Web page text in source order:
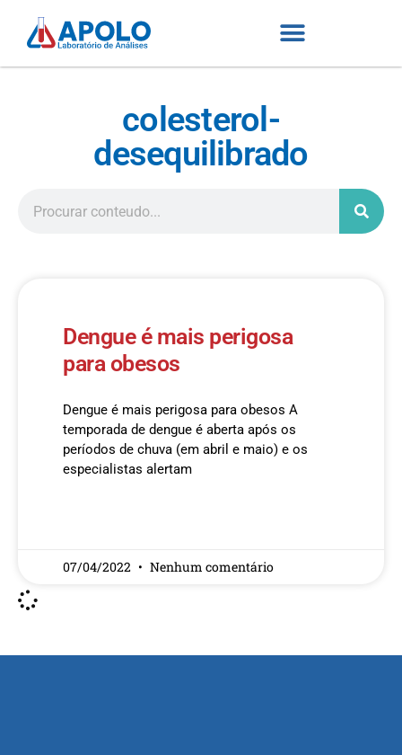
colesterol-
desequilibrado
Dengue é mais perigosa
para obesos
Dengue é mais perigosa para obesos A
temporada de dengue é aberta após os
períodos de chuva (em abril e maio) e os
especialistas alertam
07/04/2022 Nenhum comentário